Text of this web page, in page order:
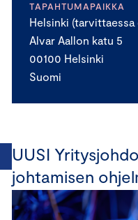
TAPAHTUMAPAIKKA
Helsinki
Alvar Aallon katu 5
00100 Helsinki
Suomi
UUSI
johtamisen